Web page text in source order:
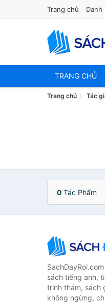
Trang chủ Danh
TRANG CHỦ
Trang chủ Tác
0 Tác Phẩm
sách tiếng anh,
trinh thám, sách
không ngừng,